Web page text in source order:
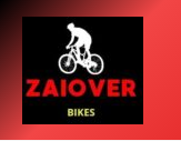
contenido